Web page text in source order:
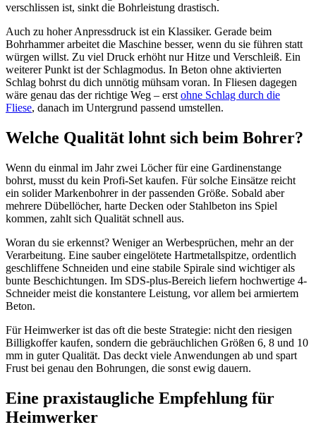
verschlissen ist, sinkt die Bohrleistung drastisch.
Auch zu hoher Anpressdruck ist ein Klassiker. Gerade beim
Bohrhammer arbeitet die Maschine besser, wenn du sie führen statt
würgen willst. Zu viel Druck erhöht nur Hitze und Verschleiß. Ein
weiterer Punkt ist der Schlagmodus. In Beton ohne aktivierten
Schlag bohrst du dich unnötig mühsam voran. In Fliesen dagegen
wäre genau das der richtige Weg – erst ohne Schlag durch die
Fliese, danach im Untergrund passend umstellen.
Welche Qualität lohnt sich beim Bohrer?
Wenn du einmal im Jahr zwei Löcher für eine Gardinenstange
bohrst, musst du kein Profi-Set kaufen. Für solche Einsätze reicht
ein solider Markenbohrer in der passenden Größe. Sobald aber
mehrere Dübellöcher, harte Decken oder Stahlbeton ins Spiel
kommen, zahlt sich Qualität schnell aus.
Woran du sie erkennst? Weniger an Werbesprüchen, mehr an der
Verarbeitung. Eine sauber eingelötete Hartmetallspitze, ordentlich
geschliffene Schneiden und eine stabile Spirale sind wichtiger als
bunte Beschichtungen. Im SDS-plus-Bereich liefern hochwertige 4-
Schneider meist die konstantere Leistung, vor allem bei armiertem
Beton.
Für Heimwerker ist das oft die beste Strategie: nicht den riesigen
Billigkoffer kaufen, sondern die gebräuchlichen Größen 6, 8 und 10
mm in guter Qualität. Das deckt viele Anwendungen ab und spart
Frust bei genau den Bohrungen, die sonst ewig dauern.
Eine praxistaugliche Empfehlung für
Heimwerker